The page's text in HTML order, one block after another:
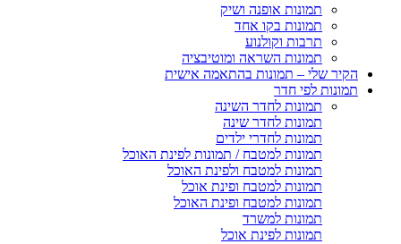
תמונות אופנה ושיק
תמונות בקו אחד
תרבות וקולנוע
תמונות השראה ומוטיבציה
הקיר שלי – תמונות בהתאמה אישית
תמונות לפי חדר
תמונות לחדר השינה
תמונות לחדר שינה
תמונות לחדרי ילדים
תמונות למטבח / תמונות לפינת האוכל
תמונות למטבח ולפינת האוכל
תמונות למטבח ופינת אוכל
תמונות למטבח ופינת האוכל
תמונות למשרד
תמונות לפינת אוכל